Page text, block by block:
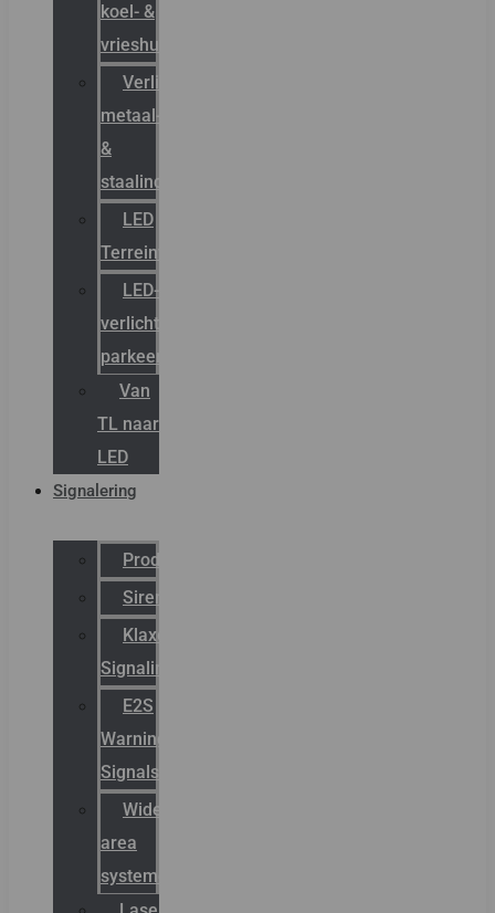
koel- &
vrieshuizen
Verlichting
metaal-
&
staalindustrie
LED
Terreinverlichting
LED-
verlichting
parkeergarage
Van
TL naar
LED
Signalering
Productcatalogus
Sirena
Klaxon
Signaling
E2S
Warning
Signals
Wide
area
systemen